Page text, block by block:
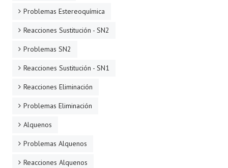
Problemas Estereoquímica
Reacciones Sustitución - SN2
Problemas SN2
Reacciones Sustitución - SN1
Reacciones Eliminación
Problemas Eliminación
Alquenos
Problemas Alquenos
Reacciones Alquenos